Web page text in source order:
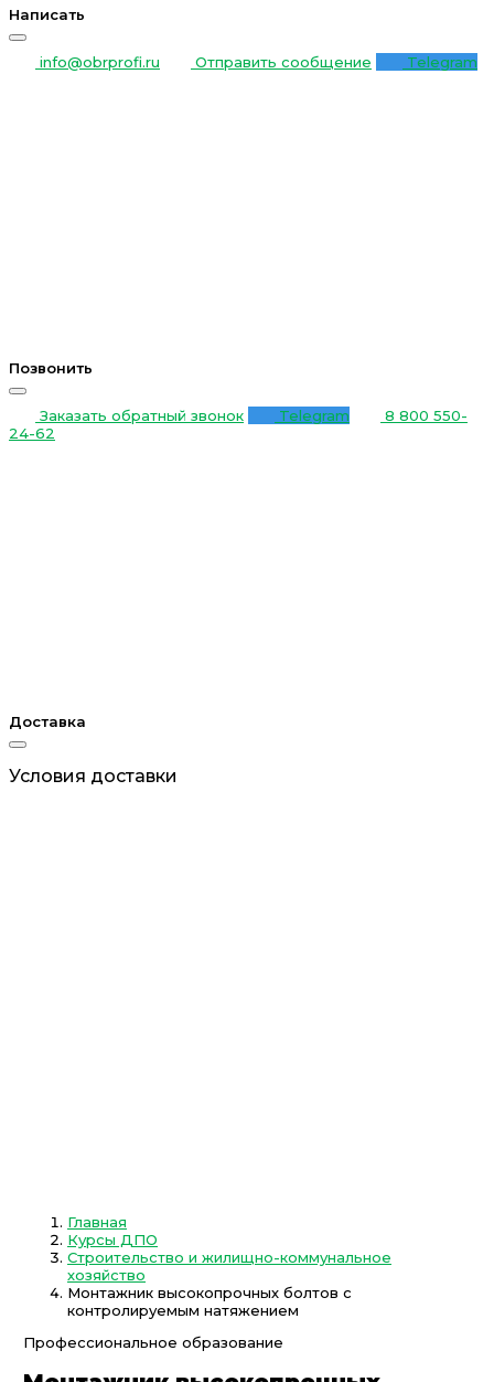
Написать
info@obrprofi.ru Отправить сообщение Telegram
Позвонить
Заказать обратный звонок Telegram
8 800 550-
24-62
Доставка
Условия доставки
Главная
Курсы ДПО
Строительство и жилищно-коммунальное
хозяйство
Монтажник высокопрочных болтов с
контролируемым натяжением
Профессиональное образование